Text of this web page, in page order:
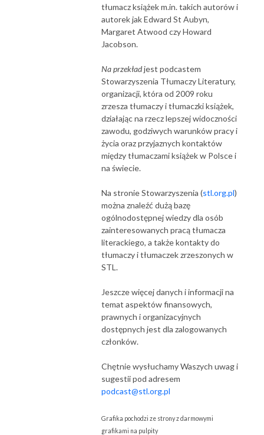
tłumacz książek m.in. takich autorów i
autorek jak Edward St Aubyn,
Margaret Atwood czy Howard
Jacobson.
Na przekładjest podcastem
Stowarzyszenia Tłumaczy Literatury,
organizacji, która od 2009 roku
zrzesza tłumaczy i tłumaczki książek,
działając na rzecz lepszej widoczności
zawodu, godziwych warunków pracy i
życia oraz przyjaznych kontaktów
między tłumaczami książek w Polsce i
na świecie.
Na stronie Stowarzyszenia (stl.org.pl)
można znaleźć dużą bazę
ogólnodostępnej wiedzy dla osób
zainteresowanych pracą tłumacza
literackiego, a także kontakty do
tłumaczy i tłumaczek zrzeszonych w
STL.
Jeszcze więcej danych i informacji na
temat aspektów finansowych,
prawnych i organizacyjnych
dostępnych jest dla zalogowanych
członków.
Chętnie wysłuchamy Waszych uwag i
sugestii pod adresem
podcast@stl.org.pl
Grafika pochodzi ze strony z darmowymi
grafikami na pulpity